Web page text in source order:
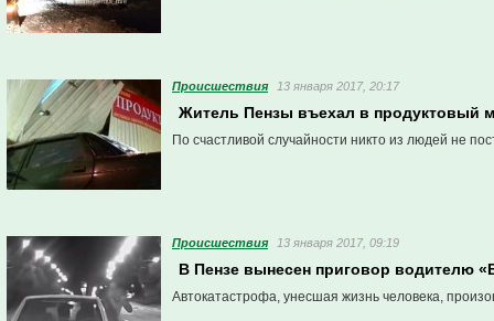
Проиcшествия 13 января 2017, 20:17
Житель Пензы въехал в продуктовый
По счастливой случайности никто из людей не
Проиcшествия 13 января 2017, 09:19
В Пензе вынесен приговор водителю
Автокатастрофа, унесшая жизнь человека,